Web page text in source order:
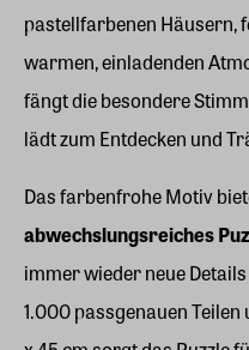
pastellfarbenen Häusern,
warmen, einladenden
fängt die besondere
lädt zum Entdecken und
Das farbenfrohe Motiv
abwechslungsreiches
immer wieder neue
1.000 passgenauen